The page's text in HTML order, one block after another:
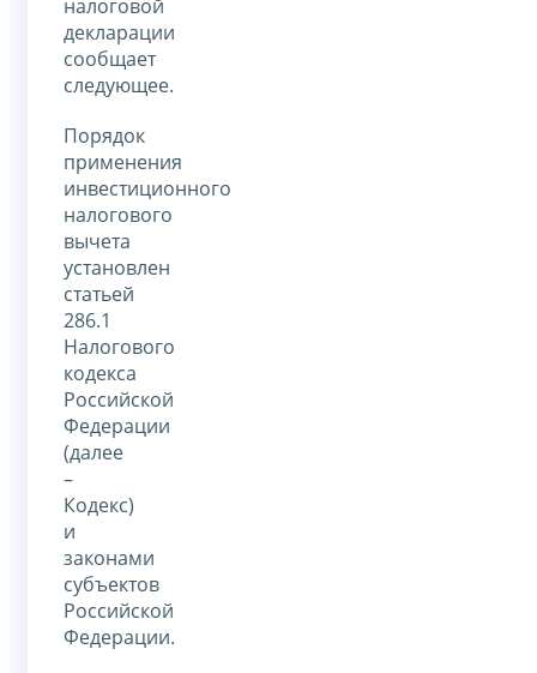
налоговой
декларации
сообщает
следующее.
Порядок
применения
инвестиционного
налогового
вычета
установлен
статьей
286.1
Налогового
кодекса
Российской
Федерации
(далее
–
Кодекс)
и
законами
субъектов
Российской
Федерации.